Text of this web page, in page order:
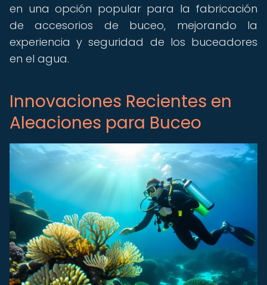
en una opción popular para la fabricación
de accesorios de buceo, mejorando la
experiencia y seguridad de los buceadores
en el agua.
Innovaciones Recientes en
Aleaciones para Buceo